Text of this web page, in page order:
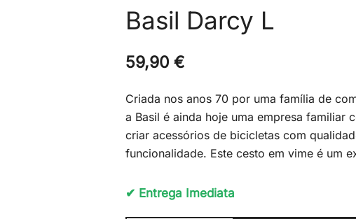
Basil Darcy L
59,90 €
Criada nos anos 70 por uma família de
a Basil é ainda hoje uma empresa familiar
criar acessórios de bicicletas com
funcionalidade. Este cesto em vime é um
✔ Entrega Imediata